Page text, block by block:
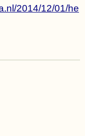
2014/12/01/he